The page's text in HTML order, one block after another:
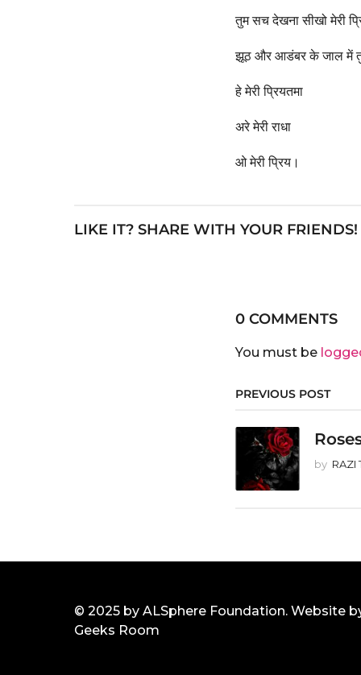
तुम सच देखना सीखो मेरी
झूठ और आडंबर के जाल में
हे मेरी प्रियतमा
अरे मेरी राधा
ओ मेरी प्रिय।
LIKE IT? SHARE WITH YOUR FRIENDS!
0 COMMENTS
You must be
PREVIOUS POST
by RAZI
© 2025 by ALSphere Foundation. Website
Geeks Room